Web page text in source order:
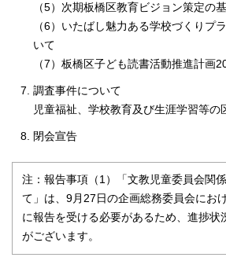
（5）次期板橋区教育ビジョン策定の
（6）いたばし魅力ある学校づくり
いて
（7）板橋区子ども読書活動推進計
調査事件について
児童福祉、学校教育及び生涯学習等の
閉会宣告
注：報告事項（1）「文教児童委員会関
て」は、9月27日の企画総務委員会にお
に報告を受ける必要があるため、進捗状
がございます。